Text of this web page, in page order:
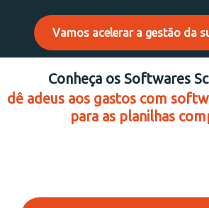
Vamos acelerar a gestão da
Conheça os Softwares
dê adeus aos gastos com
para as planilhas